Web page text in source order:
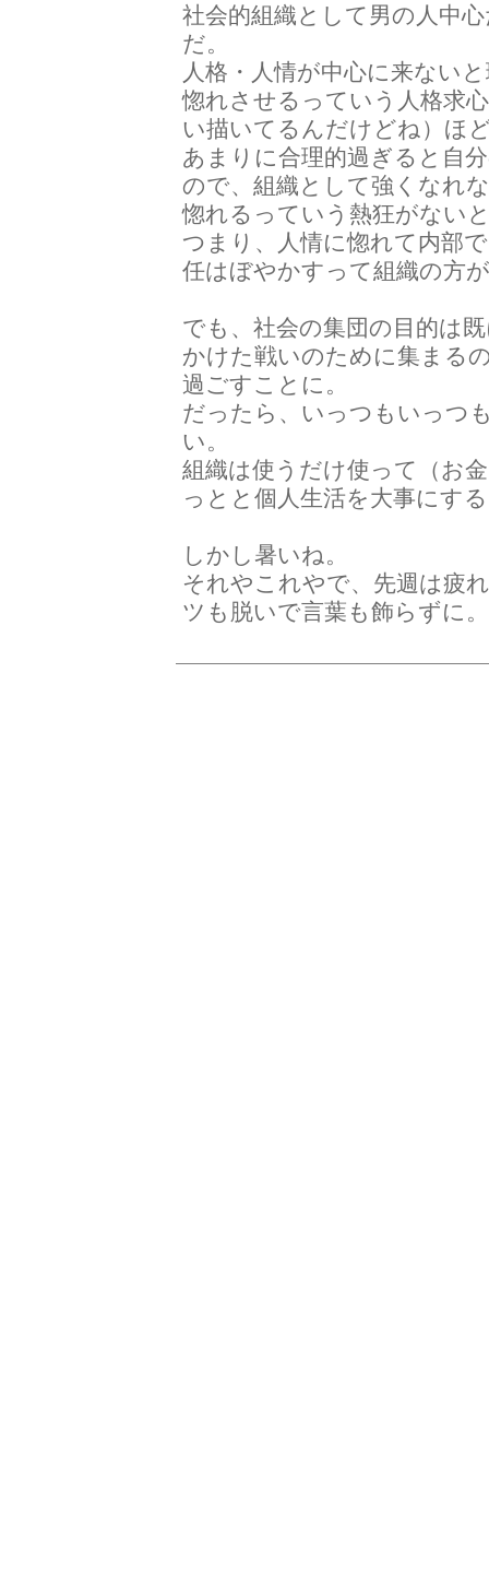
社会的組織として男の人中
だ。
人格・人情が中心に来ない
惚れさせるっていう人格求
い描いてるんだけどね）ほ
あまりに合理的過ぎると自
ので、組織として強くなれ
惚れるっていう熱狂がない
つまり、人情に惚れて内部
任はぼやかすって組織の方
でも、社会の集団の目的は
かけた戦いのために集まる
過ごすことに。
だったら、いっつもいっつ
い。
組織は使うだけ使って（お
っとと個人生活を大事にす
しかし暑いね。
それやこれやで、先週は疲
ツも脱いで言葉も飾らずに。